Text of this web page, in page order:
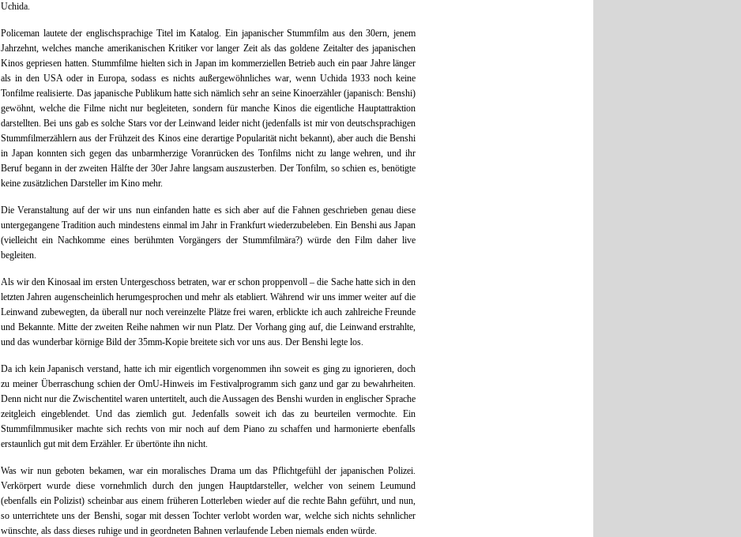
Uchida.
Policeman lautete der englischsprachige Titel im Katalog. Ein japanischer Stummfilm aus den 30ern, jenem
Jahrzehnt, welches manche amerikanischen Kritiker vor langer Zeit als das goldene Zeitalter des japanischen
Kinos gepriesen hatten. Stummfilme hielten sich in Japan im kommerziellen Betrieb auch ein paar Jahre länger
als in den USA oder in Europa, sodass es nichts außergewöhnliches war, wenn Uchida 1933 noch keine
Tonfilme realisierte. Das japanische Publikum hatte sich nämlich sehr an seine Kinoerzähler (japanisch: Benshi)
gewöhnt, welche die Filme nicht nur begleiteten, sondern für manche Kinos die eigentliche Hauptattraktion
darstellten. Bei uns gab es solche Stars vor der Leinwand leider nicht (jedenfalls ist mir von deutschsprachigen
Stummfilmerzählern aus der Frühzeit des Kinos eine derartige Popularität nicht bekannt), aber auch die Benshi
in Japan konnten sich gegen das unbarmherzige Voranrücken des Tonfilms nicht zu lange wehren, und ihr
Beruf begann in der zweiten Hälfte der 30er Jahre langsam auszusterben. Der Tonfilm, so schien es, benötigte
keine zusätzlichen Darsteller im Kino mehr.
Die Veranstaltung auf der wir uns nun einfanden hatte es sich aber auf die Fahnen geschrieben genau diese
untergegangene Tradition auch mindestens einmal im Jahr in Frankfurt wiederzubeleben. Ein Benshi aus Japan
(vielleicht ein Nachkomme eines berühmten Vorgängers der Stummfilmära?) würde den Film daher live
begleiten.
Als wir den Kinosaal im ersten Untergeschoss betraten, war er schon proppenvoll – die Sache hatte sich in den
letzten Jahren augenscheinlich herumgesprochen und mehr als etabliert. Während wir uns immer weiter auf die
Leinwand zubewegten, da überall nur noch vereinzelte Plätze frei waren, erblickte ich auch zahlreiche Freunde
und Bekannte. Mitte der zweiten Reihe nahmen wir nun Platz. Der Vorhang ging auf, die Leinwand erstrahlte,
und das wunderbar körnige Bild der 35mm-Kopie breitete sich vor uns aus. Der Benshi legte los.
Da ich kein Japanisch verstand, hatte ich mir eigentlich vorgenommen ihn soweit es ging zu ignorieren, doch
zu meiner Überraschung schien der OmU-Hinweis im Festivalprogramm sich ganz und gar zu bewahrheiten.
Denn nicht nur die Zwischentitel waren untertitelt, auch die Aussagen des Benshi wurden in englischer Sprache
zeitgleich eingeblendet. Und das ziemlich gut. Jedenfalls soweit ich das zu beurteilen vermochte. Ein
Stummfilmmusiker machte sich rechts von mir noch auf dem Piano zu schaffen und harmonierte ebenfalls
erstaunlich gut mit dem Erzähler. Er übertönte ihn nicht.
Was wir nun geboten bekamen, war ein moralisches Drama um das Pflichtgefühl der japanischen Polizei.
Verkörpert wurde diese vornehmlich durch den jungen Hauptdarsteller, welcher von seinem Leumund
(ebenfalls ein Polizist) scheinbar aus einem früheren Lotterleben wieder auf die rechte Bahn geführt, und nun,
so unterrichtete uns der Benshi, sogar mit dessen Tochter verlobt worden war, welche sich nichts sehnlicher
wünschte, als dass dieses ruhige und in geordneten Bahnen verlaufende Leben niemals enden würde.